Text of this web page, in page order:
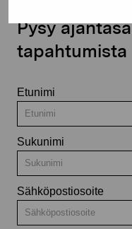
Pysy
tapahtumista
Etunimi
Sukunimi
Sähköpostiosoite